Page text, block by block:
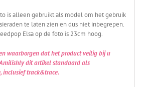
is alleen gebruikt als model om het gebruik
te laten zien en dus niet inbegrepen.
Elsa op de foto is 23cm hoog.
waarborgen dat het product veilig bij u
dit artikel standaard als
inclusief track&trace.